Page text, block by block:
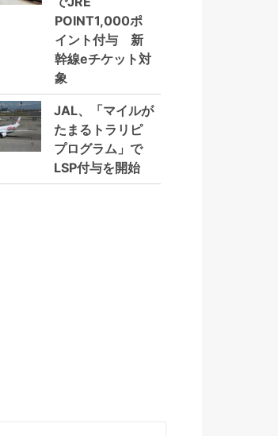
POINT1,000ポ
イント付与 新
幹線eチケット対
象
JAL、「マイルが
たまるトラリピ
プログラム」で
LSP付与を開始